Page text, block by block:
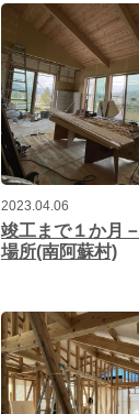
2023.04.06
竣工まで１か月
場所(南阿蘇村)